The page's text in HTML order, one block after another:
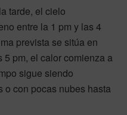
tarde, el cielo
entre la 1 pm y las 4
prevista se sitúa en
5 pm, el calor comienza a
sigue siendo
o con pocas nubes hasta